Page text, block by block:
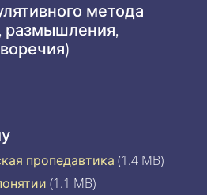
метода
размышления,
пропедавтика (1.4 MB)
(1.1 MB)